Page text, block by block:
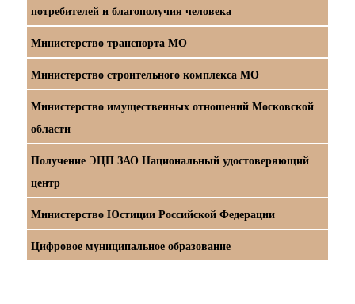
потребителей и благополучия человека
Министерство транспорта МО
Министерство строительного комплекса МО
Министерство имущественных отношений Московской
области
Получение ЭЦП ЗАО Национальный удостоверяющий
центр
Министерство Юстиции Российской Федерации
Цифровое муниципальное образование